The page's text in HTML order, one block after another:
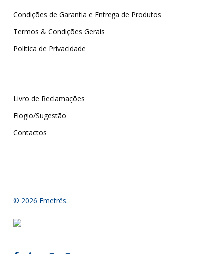
Condições de Garantia e Entrega de Produtos
Termos & Condições Gerais
Política de Privacidade
Livro de Reclamações
Elogio/Sugestão
Contactos
© 2026 Emetrês.